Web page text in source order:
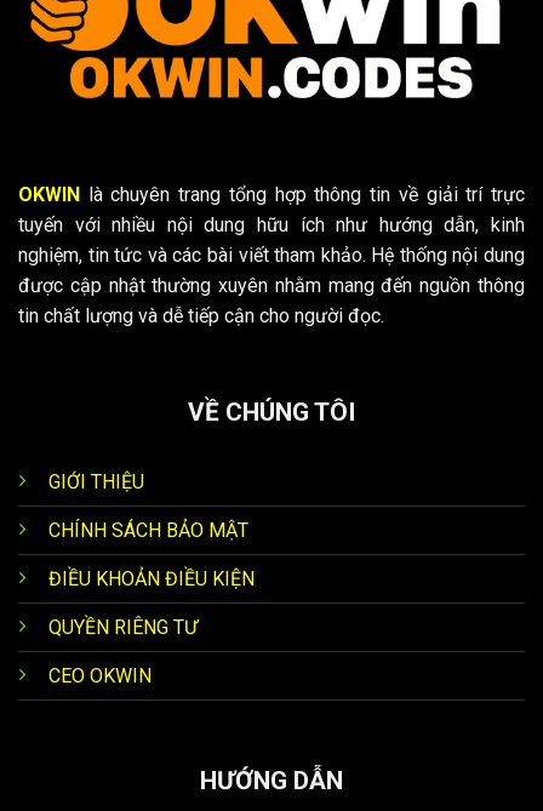
OKWIN là chuyên trang tổng hợp thông tin về giải trí trực
tuyến với nhiều nội dung hữu ích như hướng dẫn, kinh
nghiệm, tin tức và các bài viết tham khảo. Hệ thống nội dung
được cập nhật thường xuyên nhằm mang đến nguồn thông
tin chất lượng và dễ tiếp cận cho người đọc.
VỀ CHÚNG TÔI
GIỚI THIỆU
CHÍNH SÁCH BẢO MẬT
ĐIỀU KHOẢN ĐIỀU KIỆN
QUYỀN RIÊNG TƯ
CEO OKWIN
HƯỚNG DẪN